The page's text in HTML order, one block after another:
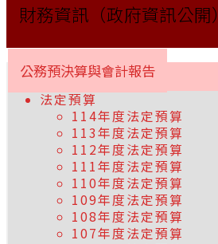
財務資訊（政府資訊公開）
公務預決算與會計報告
法定預算
114年度法定預算
113年度法定預算
112年度法定預算
111年度法定預算
110年度法定預算
109年度法定預算
108年度法定預算
107年度法定預算